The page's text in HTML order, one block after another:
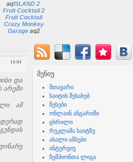
aqISLAND 2
Fruit Cocktail 2
Fruit Cocktail
Crazy Monkey
Garage aq2
14:04
და
არეში
ამ
ᲛᲔᲜᲘᲣ
მთავარი
საიტის შესახებ
წესები
ონლაინ ანგარიში
ცხრილი
რეკლამა საიტზე
ახალი ამბები
ინტერვიუ
ჩემპიონთა ლიგა